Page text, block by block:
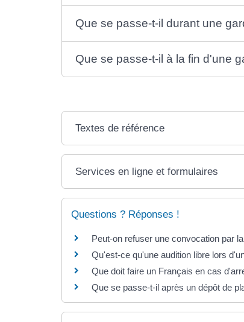
Que se passe-t-il durant une
Que se passe-t-il à la fin d'une
Textes de référence
Services en ligne et formulaires
Questions ? Réponses !
Peut-on refuser une convocation par
Qu'est-ce qu'une audition libre lors
Que doit faire un Français en cas
Que se passe-t-il après un dépôt de